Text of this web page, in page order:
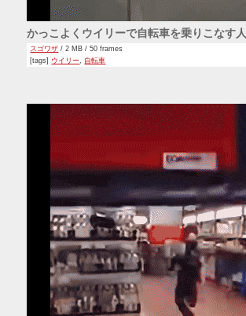
かっこよくウイリーで自転車を乗りこなす人
スゴワザ / 2 MB / 50 frames
[tags] ウイリー 自転車